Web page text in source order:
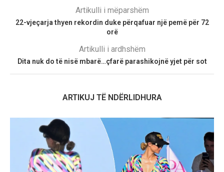
Artikulli i mëparshëm
22-vjeçarja thyen rekordin duke përqafuar një pemë për 72
orë
Artikulli i ardhshëm
Dita nuk do të nisë mbarë…çfarë parashikojnë yjet për sot
ARTIKUJ TË NDËRLIDHURA